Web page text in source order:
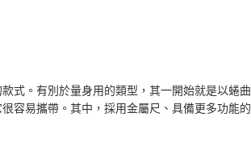
式。有別於量身用的類型，其一開始就是以蜷曲
容易攜帶。其中，採用金屬尺、具備更多功能的